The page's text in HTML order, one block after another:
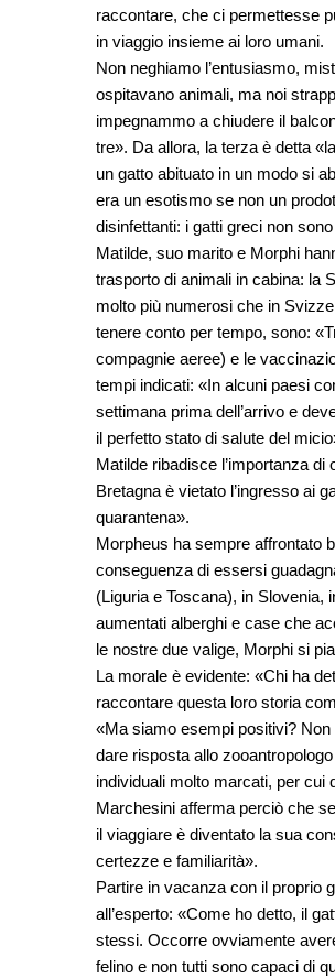
raccontare, che ci permettesse
in viaggio insieme ai loro umani.
Non neghiamo l’entusiasmo,
ospitavano animali, ma noi
impegnammo a chiudere il
tre». Da allora, la terza è detta
un gatto abituato in un modo si
era un esotismo se non un
disinfettanti: i gatti greci non
Matilde, suo marito e Morphi
trasporto di animali in cabina: la
molto più numerosi che in
tenere conto per tempo, sono:
compagnie aeree) e le
tempi indicati: «In alcuni paesi
settimana prima dell’arrivo e
il perfetto stato di salute del
Matilde ribadisce l’importanza
Bretagna è vietato l’ingresso ai
quarantena».
Morpheus ha sempre affrontato
conseguenza di essersi
(Liguria e Toscana), in Slovenia,
aumentati alberghi e case che
le nostre due valige, Morphi si
La morale è evidente: «Chi ha
raccontare questa loro storia
«Ma siamo esempi positivi?
dare risposta allo
individuali molto marcati, per cui
Marchesini afferma perciò che
il viaggiare è diventato la sua
certezze e familiarità».
Partire in vacanza con il proprio
all’esperto: «Come ho detto, il
stessi. Occorre ovviamente
felino e non tutti sono capaci di